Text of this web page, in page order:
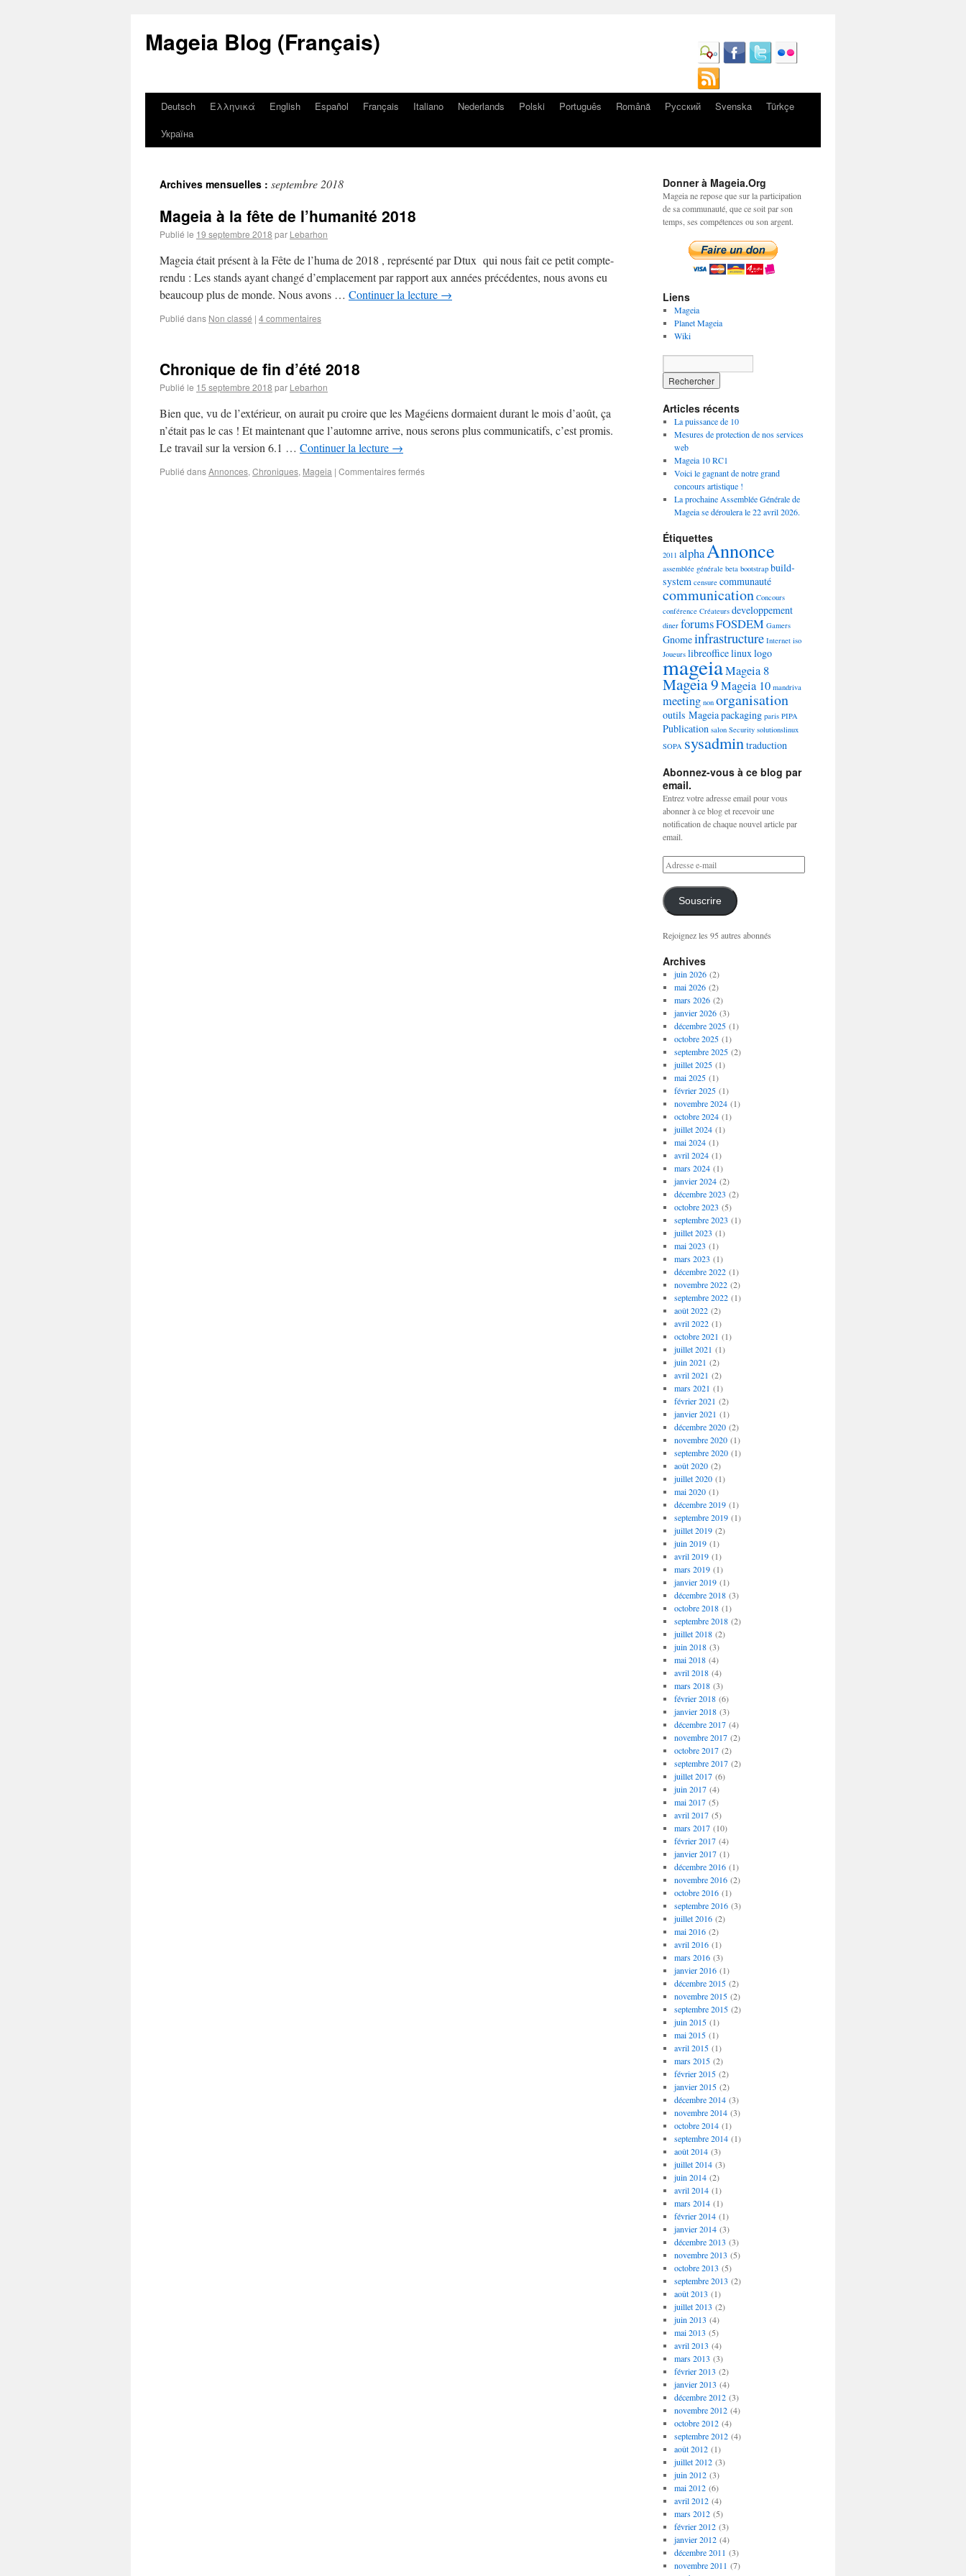
Mageia Blog (Français)
Deutsch Ελληνικά English Español Français Italiano Nederlands Polski Português Română Русский Svenska
Türkçe
Україна
Archives mensuelles : septembre 2018
Mageia à la fête de l’humanité 2018
Publié le 19 septembre 2018 par Lebarhon
Mageia était présent à la Fête de l’huma de 2018 , représenté par Dtux qui nous fait ce petit compte-
rendu : Les stands ayant changé d’emplacement par rapport aux années précédentes, nous avons eu
beaucoup plus de monde. Nous avons … Continuer la lecture →
Publié dans Non classé | 4 commentaires
Chronique de fin d’été 2018
Publié le 15 septembre 2018 par Lebarhon
Bien que, vu de l’extérieur, on aurait pu croire que les Magéiens dormaient durant le mois d’août, ça
n’était pas le cas ! Et maintenant que l’automne arrive, nous serons plus communicatifs, c’est promis.
Le travail sur la version 6.1 … Continuer la lecture →
Publié dansAnnonces, Chroniques, Mageia | Commentaires fermés
Donner à Mageia.Org
Mageia ne repose que sur la participation
de sa communauté, que ce soit par son
temps, ses compétences ou son argent.
Liens
Mageia
Planet Mageia
Wiki
Articles récents
La puissance de 10
Mesures de protection de nos services
web
Mageia 10 RC1
Voici le gagnant de notre grand
concours artistique !
La prochaine Assemblée Générale de
Mageia se déroulera le 22 avril 2026.
Étiquettes
2011 alphaAnnonce
assemblée générale beta bootstrap build-
system censure communauté
communication Concours
conférence Créateurs developpement
diner forumsFOSDEM Gamers
Gnomeinfrastructure Internet iso
Joueurs libreofficelinuxlogo
mageiaMageia 8
Mageia 9Mageia 10 mandriva
meeting non organisation
outils Mageiapackaging paris PIPA
Publication salon Security solutionslinux
SOPA sysadmintraduction
Abonnez-vous à ce blog par
email.
Entrez votre adresse email pour vous
abonner à ce blog et recevoir une
notification de chaque nouvel article par
email.
Souscrire
Rejoignez les 95 autres abonnés
Archives
juin 2026(2)
mai 2026(2)
mars 2026(2)
janvier 2026(3)
décembre 2025(1)
octobre 2025(1)
septembre 2025(2)
juillet 2025(1)
mai 2025(1)
février 2025(1)
novembre 2024(1)
octobre 2024(1)
juillet 2024(1)
mai 2024(1)
avril 2024(1)
mars 2024(1)
janvier 2024(2)
décembre 2023 (2)
octobre 2023 (5)
septembre 2023 (1)
juillet 2023 (1)
mai 2023 (1)
mars 2023 (1)
décembre 2022(1)
novembre 2022(2)
septembre 2022(1)
août 2022(2)
avril 2022(1)
octobre 2021 (1)
juillet 2021 (1)
juin 2021 (2)
avril 2021 (2)
mars 2021 (1)
février 2021 (2)
janvier 2021 (1)
décembre 2020(2)
novembre 2020(1)
septembre 2020(1)
août 2020(2)
juillet 2020(1)
mai 2020(1)
décembre 2019(1)
septembre 2019(1)
juillet 2019(2)
juin 2019(1)
avril 2019(1)
mars 2019(1)
janvier 2019(1)
décembre 2018(3)
octobre 2018(1)
septembre 2018(2)
juillet 2018(2)
juin 2018(3)
mai 2018(4)
avril 2018(4)
mars 2018(3)
février 2018(6)
janvier 2018(3)
décembre 2017(4)
novembre 2017(2)
octobre 2017(2)
septembre 2017(2)
juillet 2017(6)
juin 2017(4)
mai 2017(5)
avril 2017(5)
mars 2017(10)
février 2017(4)
janvier 2017(1)
décembre 2016(1)
novembre 2016(2)
octobre 2016(1)
septembre 2016(3)
juillet 2016(2)
mai 2016(2)
avril 2016(1)
mars 2016(3)
janvier 2016(1)
décembre 2015(2)
novembre 2015(2)
septembre 2015(2)
juin 2015(1)
mai 2015(1)
avril 2015(1)
mars 2015(2)
février 2015(2)
janvier 2015(2)
décembre 2014(3)
novembre 2014(3)
octobre 2014(1)
septembre 2014(1)
août 2014(3)
juillet 2014(3)
juin 2014(2)
avril 2014(1)
mars 2014(1)
février 2014(1)
janvier 2014(3)
décembre 2013 (3)
novembre 2013 (5)
octobre 2013 (5)
septembre 2013 (2)
août 2013 (1)
juillet 2013 (2)
juin 2013 (4)
mai 2013 (5)
avril 2013 (4)
mars 2013 (3)
février 2013 (2)
janvier 2013 (4)
décembre 2012(3)
novembre 2012(4)
octobre 2012(4)
septembre 2012(4)
août 2012(1)
juillet 2012(3)
juin 2012(3)
mai 2012(6)
avril 2012(4)
mars 2012(5)
février 2012(3)
janvier 2012(4)
décembre 2011 (3)
novembre 2011 (7)